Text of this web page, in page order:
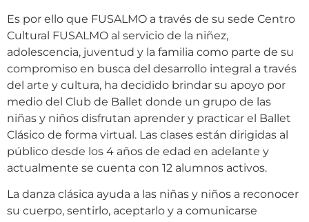
Es por ello que FUSALMO a través de su sede Centro
Cultural FUSALMO al servicio de la niñez,
adolescencia, juventud y la familia como parte de su
compromiso en busca del desarrollo integral a través
del arte y cultura, ha decidido brindar su apoyo por
medio del Club de Ballet donde un grupo de las
niñas y niños disfrutan aprender y practicar el Ballet
Clásico de forma virtual. Las clases están dirigidas al
público desde los 4 años de edad en adelante y
actualmente se cuenta con 12 alumnos activos.
La danza clásica ayuda a las niñas y niños a reconocer
su cuerpo, sentirlo, aceptarlo y a comunicarse